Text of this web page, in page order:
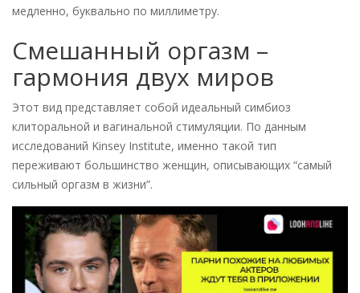
медленно, буквально по миллиметру.
Смешанный оргазм –
гармония двух миров
Этот вид представляет собой идеальный симбиоз
клиторальной и вагинальной стимуляции. По данным
исследований Kinsey Institute, именно такой тип
переживают большинство женщин, описывающих “самый
сильный оргазм в жизни”.